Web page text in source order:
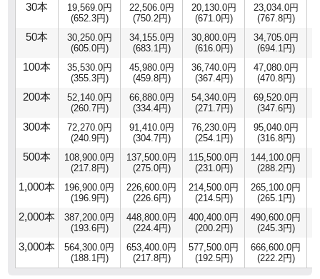
30本
19,569.0円
(652.3円)
22,506.0円
(750.2円)
20,130.0円
(671.0円)
23,034.0円
(767.8円)
50本
30,250.0円
(605.0円)
34,155.0円
(683.1円)
30,800.0円
(616.0円)
34,705.0円
(694.1円)
100本
35,530.0円
(355.3円)
45,980.0円
(459.8円)
36,740.0円
(367.4円)
47,080.0円
(470.8円)
200本
52,140.0円
(260.7円)
66,880.0円
(334.4円)
54,340.0円
(271.7円)
69,520.0円
(347.6円)
300本
72,270.0円
(240.9円)
91,410.0円
(304.7円)
76,230.0円
(254.1円)
95,040.0円
(316.8円)
500本
108,900.0円
(217.8円)
137,500.0円
(275.0円)
115,500.0円
(231.0円)
144,100.0円
(288.2円)
1,000本
196,900.0円
(196.9円)
226,600.0円
(226.6円)
214,500.0円
(214.5円)
265,100.0円
(265.1円)
2,000本
387,200.0円
(193.6円)
448,800.0円
(224.4円)
400,400.0円
(200.2円)
490,600.0円
(245.3円)
3,000本
564,300.0円
(188.1円)
653,400.0円
(217.8円)
577,500.0円
(192.5円)
666,600.0円
(222.2円)